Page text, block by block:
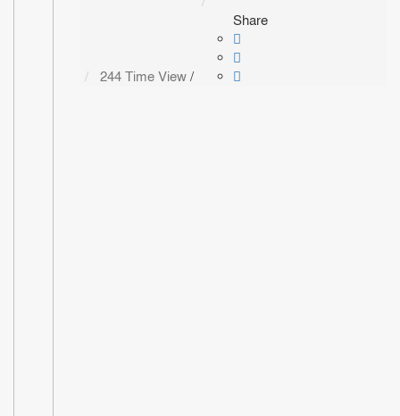
244 Time View/
Share